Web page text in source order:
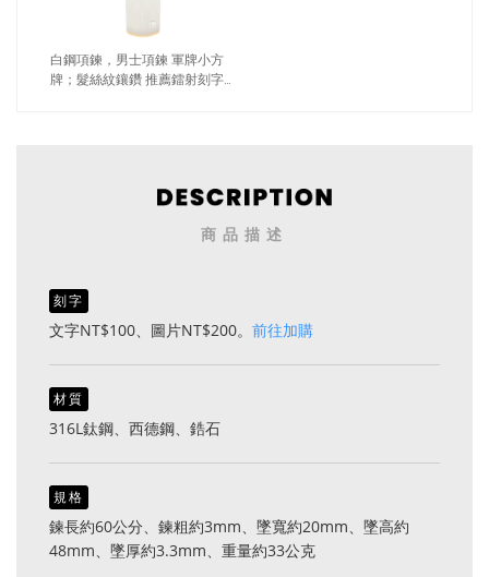
白鋼項鍊，男士項鍊 軍牌小方
牌；髮絲紋鑲鑽 推薦鐳射刻字
商品描述
刻字
文字NT$100、圖片NT$200。 前往加購
材質
316L鈦鋼、西德鋼、鋯石
規格
鍊長約60公分、鍊粗約3mm、墜寬約20mm、墜高約
48mm、墜厚約3.3mm、重量約33公克